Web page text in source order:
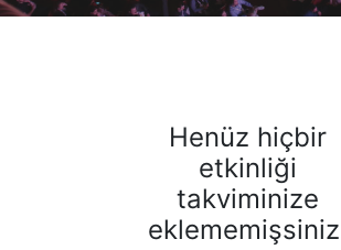
Henüz hiçbir
etkinliği
takviminize